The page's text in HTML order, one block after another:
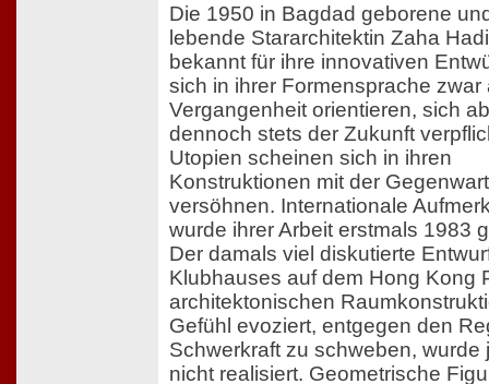
Die 1950 in Bagdad geborene
lebende Stararchitektin Zaha
bekannt für ihre innovativen
sich in ihrer Formensprache zwar
Vergangenheit orientieren, sich
dennoch stets der Zukunft
Utopien scheinen sich in ihren
Konstruktionen mit der
versöhnen. Internationale
wurde ihrer Arbeit erstmals 1983
Der damals viel diskutierte
Klubhauses auf dem Hong Kong
architektonischen
Gefühl evoziert, entgegen den
Schwerkraft zu schweben, wurde
nicht realisiert. Geometrische